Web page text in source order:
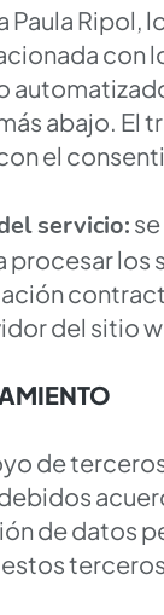
Paula Ripol,
con
abajo. El
el
servicio:
procesar
del sitio
de
de datos